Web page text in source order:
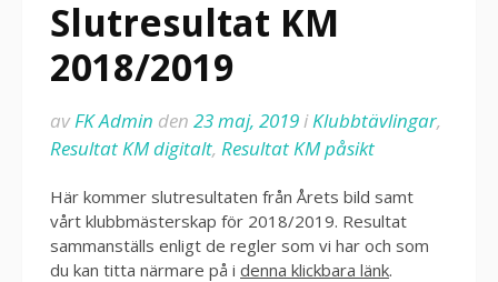
Slutresultat KM
2018/2019
avFK Admin den 23 maj, 2019iKlubbtävlingar,
Resultat KM digitalt, Resultat KM påsikt
Här kommer slutresultaten från Årets bild samt
vårt klubbmästerskap för 2018/2019. Resultat
sammanställs enligt de regler som vi har och som
du kan titta närmare på i denna klickbara länk.